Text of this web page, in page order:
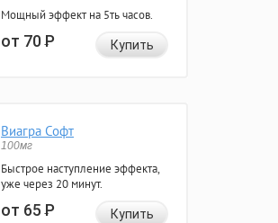
Мощный эффект на 5ть часов.
от 70Р Купить
Виагра Софт
100мг
Быстрое наступление эффекта,
уже через 20 минут.
от 65Р Купить